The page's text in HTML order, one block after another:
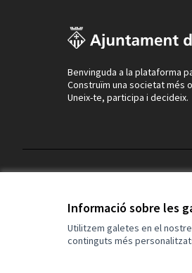
Informació sobre les
Utilitzem galetes en el
continguts més
Benvinguda a la plataforma
Construïm una societat més
Uneix-te, participa i decideix.
(Enllaç extern)